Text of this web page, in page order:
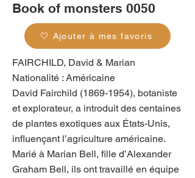
Book of monsters 0050
🤍 Ajouter à mes favoris
FAIRCHILD, David & Marian
Nationalité : Américaine
David Fairchild (1869-1954), botaniste
et explorateur, a introduit des centaines
de plantes exotiques aux États-Unis,
influençant l’agriculture américaine.
Marié à Marian Bell, fille d’Alexander
Graham Bell, ils ont travaillé en équipe